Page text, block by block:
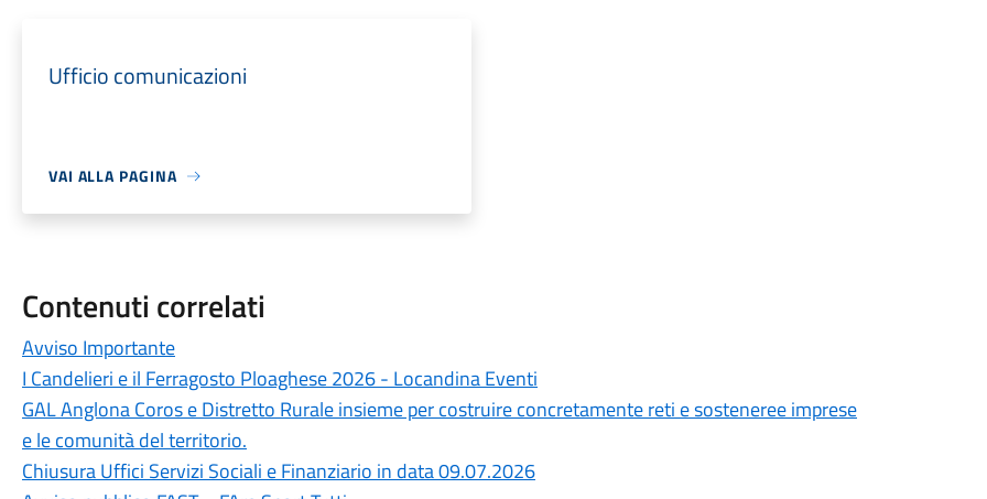
Ufficio comunicazioni
VAI ALLA PAGINA
Contenuti correlati
Avviso Importante
I Candelieri e il Ferragosto Ploaghese 2026 - Locandina Eventi
GAL Anglona Coros e Distretto Rurale insieme per costruire concretamente reti e sosteneree imprese
e le comunità del territorio.
Chiusura Uffici Servizi Sociali e Finanziario in data 09.07.2026